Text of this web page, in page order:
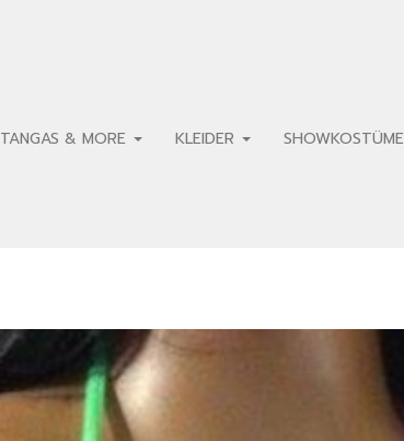
TANGAS & MORE KLEIDER SHOWKOSTÜME